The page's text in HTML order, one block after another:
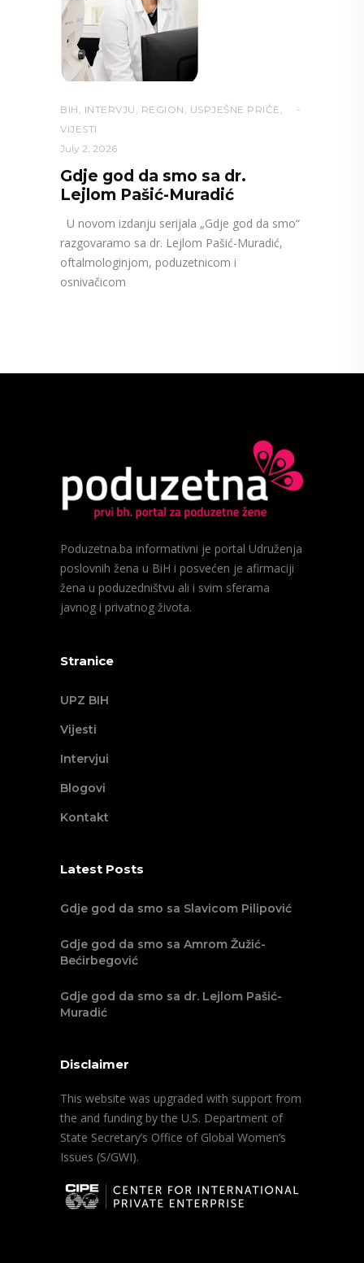
BIH , INTERVJU , REGION , USPJEŠNE PRIČE ,
VIJESTI
July 2, 2026
Gdje god da smo sa dr.
Lejlom Pašić-Muradić
U novom izdanju serijala „Gdje god da smo“
razgovaramo sa dr. Lejlom Pašić-Muradić,
oftalmologinjom, poduzetnicom i
osnivačicom
Poduzetna.ba informativni je portal Udruženja
poslovnih žena u BiH i posvećen je afirmaciji
žena u poduzedništvu ali i svim sferama
javnog i privatnog života.
Stranice
UPZ BIH
Vijesti
Intervjui
Blogovi
Kontakt
Latest Posts
Gdje god da smo sa Slavicom Pilipović
Gdje god da smo sa Amrom Žužić-
Bećirbegović
Gdje god da smo sa dr. Lejlom Pašić-
Muradić
Disclaimer
This website was upgraded with support from
the and funding by the U.S. Department of
State Secretary’s Office of Global Women’s
Issues (S/GWI).